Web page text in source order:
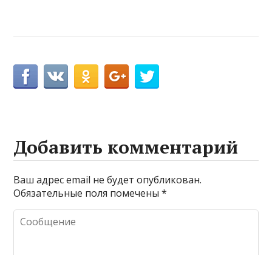
Добавить комментарий
Ваш адрес email не будет опубликован.
Обязательные поля помечены*